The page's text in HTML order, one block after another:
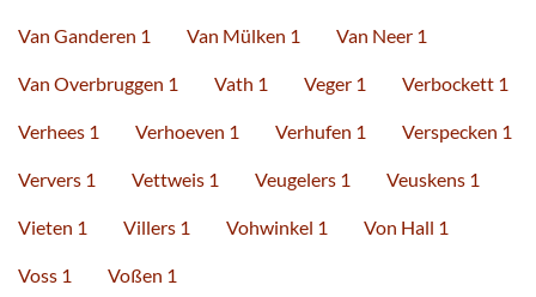
Van Ganderen 1 Van Mülken 1 Van Neer 1
Van Overbruggen 1 Vath 1 Veger 1 Verbockett 1
Verhees 1 Verhoeven 1 Verhufen 1 Verspecken 1
Ververs 1 Vettweis 1 Veugelers 1 Veuskens 1
Vieten 1 Villers 1 Vohwinkel 1 Von Hall 1
Voss 1 Voßen 1